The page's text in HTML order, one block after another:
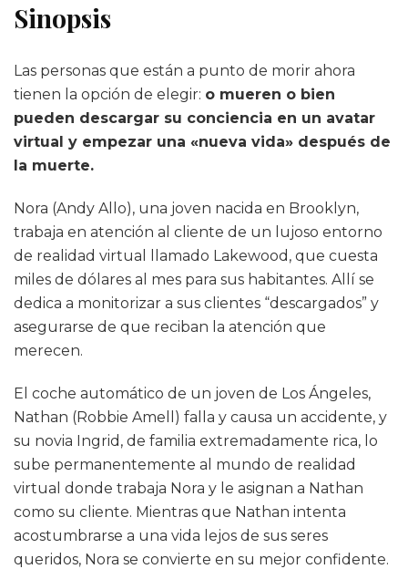
Sinopsis
Las personas que están a punto de morir ahora
tienen la opción de elegir: o mueren o bien
pueden descargar su conciencia en un avatar
virtual y empezar una «nueva vida» después de
la muerte.
Nora (Andy Allo), una joven nacida en Brooklyn,
trabaja en atención al cliente de un lujoso entorno
de realidad virtual llamado Lakewood, que cuesta
miles de dólares al mes para sus habitantes. Allí se
dedica a monitorizar a sus clientes “descargados” y
asegurarse de que reciban la atención que
merecen.
El coche automático de un joven de Los Ángeles,
Nathan (Robbie Amell) falla y causa un accidente, y
su novia Ingrid, de familia extremadamente rica, lo
sube permanentemente al mundo de realidad
virtual donde trabaja Nora y le asignan a Nathan
como su cliente. Mientras que Nathan intenta
acostumbrarse a una vida lejos de sus seres
queridos, Nora se convierte en su mejor confidente.